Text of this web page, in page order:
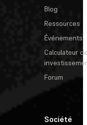
Blog
Ressources
Événements
Calculateur
Forum
Société